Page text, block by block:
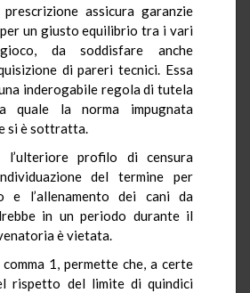
assicura garanzie
un giusto equilibrio tra i vari
da soddisfare anche
di pareri tecnici. Essa
inderogabile regola di tutela
quale la norma impugnata
si è sottratta.
l’ulteriore profilo di censura
del termine per
e l’allenamento dei cani da
in un periodo durante il
è vietata.
comma 1, permette che, a certe
rispetto del limite di quindici